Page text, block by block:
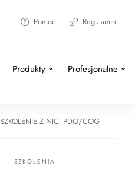
Pomoc Regulamin
Produkty Profesjonalne
SZKOLENIE Z NICI PDO/COG
SZKOLENIA